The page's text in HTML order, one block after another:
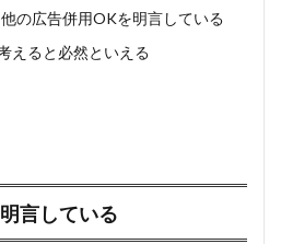
の広告併用OKを明言している
えると必然といえる
言している